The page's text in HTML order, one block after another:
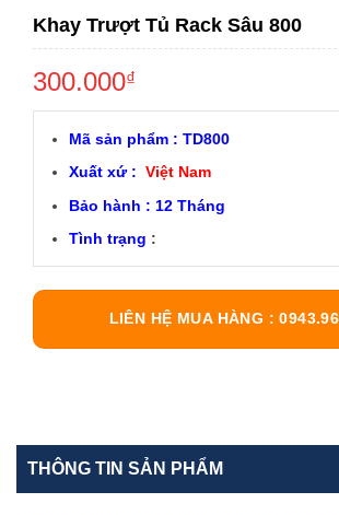
Khay Trượt Tủ Rack Sâu 800
300.000₫
Mã sản phẩm : TD800
Xuất xứ :Việt Nam
Bảo hành : 12 Tháng
Tình trạng :
LIÊN HỆ MUA HÀNG :
THÔNG TIN SẢN PHẨM